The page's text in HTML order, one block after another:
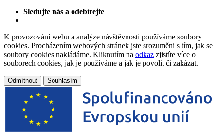
Sledujte nás a odebírejte
K provozování webu a analýze návštěvnosti používáme soubory
cookies. Procházením webových stránek jste srozuměni s tím, jak se
soubory cookies nakládáme. Kliknutím na odkaz zjistíte více o
souborech cookies, jak je používáme a jak je povolit či zakázat.
Odmítnout Souhlasím